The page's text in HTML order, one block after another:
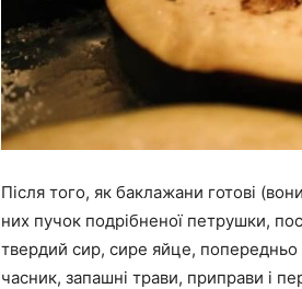
Після того, як баклажани готові
них пучок подрібненої петрушки,
твердий сир, сире яйце,
часник, запашні трави, приправи і